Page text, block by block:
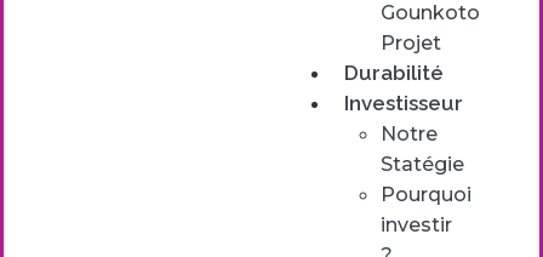
Gounkoto
Projet
Durabilité
Investisseur
Notre
Statégie
Pourquoi
investir